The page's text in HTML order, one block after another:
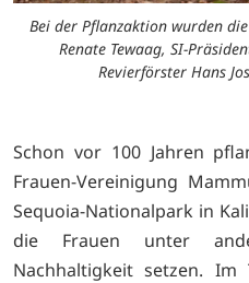
Bei der Pflanzaktion wurden
Renate Tewaag, SI-
Revierförster Hans
Schon vor 100 Jahren
Frauen-Vereinigung
Sequoia-Nationalpark in
die Frauen unter
Nachhaltigkeit setzen. Im